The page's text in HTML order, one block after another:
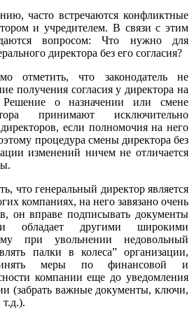
часто встречаются конфликтные
и учредителем. В связи с этим
вопросом: Что нужно для
директора без его согласия?
отметить, что законодатель не
получения согласия у директора на
Решение о назначении или смене
принимают исключительно
если полномочия на него
процедура смены директора без
изменений ничем не отличается
что генеральный директор является
компаниях, на него завязано очень
он вправе подписывать документы
обладает другими широкими
при увольнении недовольный
палки в колеса” организации,
меры по финансовой и
компании еще до уведомления
(забрать важные документы, ключи,